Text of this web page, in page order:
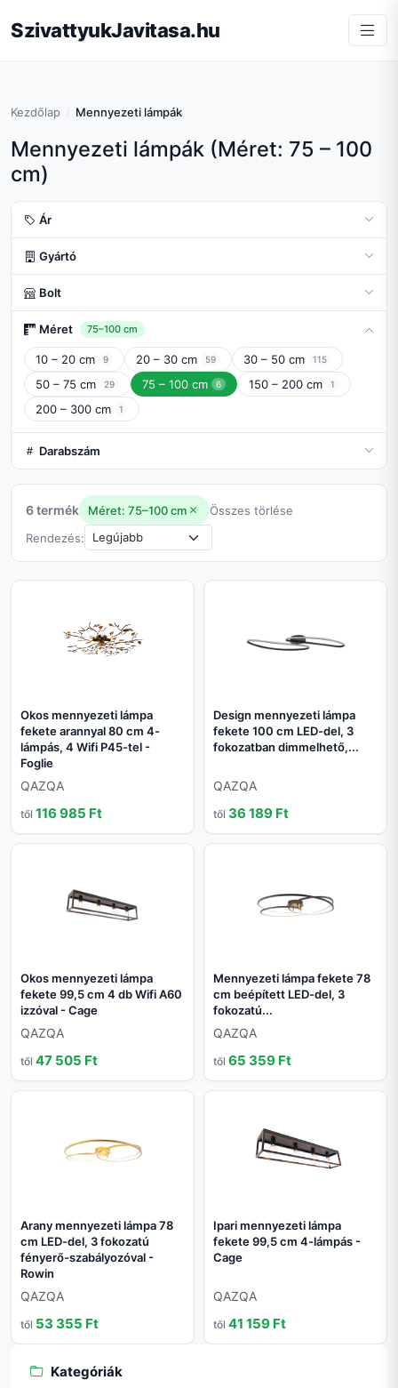
SzivattyukJavitasa.hu
Kezdőlap Mennyezeti lámpák
Mennyezeti lámpák (Méret: 75 – 100
cm)
Ár
Gyártó
Bolt
Méret 75–100 cm
10 – 20 cm 9 20 – 30 cm 59 30 – 50 cm 115
50 – 75 cm 29 75 – 100 cm 6 150 – 200 cm 1
200 – 300 cm 1
Darabszám
6 termék Méret: 75–100 cm
Összes törlése
Rendezés:
Okos mennyezeti lámpa
fekete arannyal 80 cm 4-
lámpás, 4 Wifi P45-tel -
Foglie
QAZQA
től 116 985 Ft
Design mennyezeti lámpa
fekete 100 cm LED-del, 3
fokozatban dimmelhető,...
QAZQA
től 36 189 Ft
Okos mennyezeti lámpa
fekete 99,5 cm 4 db Wifi A60
izzóval - Cage
QAZQA
től 47 505 Ft
Mennyezeti lámpa fekete 78
cm beépített LED-del, 3
fokozatú...
QAZQA
től 65 359 Ft
Arany mennyezeti lámpa 78
cm LED-del, 3 fokozatú
fényerő-szabályozóval -
Rowin
QAZQA
től 53 355 Ft
Ipari mennyezeti lámpa
fekete 99,5 cm 4-lámpás -
Cage
QAZQA
től 41 159 Ft
Kategóriák